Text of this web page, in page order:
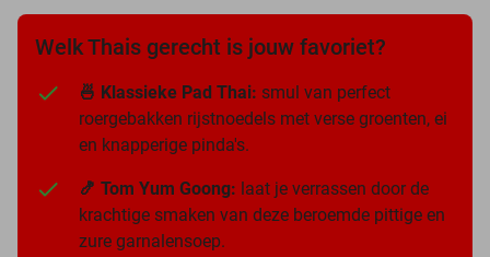
Welk Thais gerecht is jouw favoriet?
🍜 Klassieke Pad Thai: smul van perfect
roergebakken rijstnoedels met verse groenten, ei
en knapperige pinda's.
🍤 Tom Yum Goong: laat je verrassen door de
krachtige smaken van deze beroemde pittige en
zure garnalensoep.